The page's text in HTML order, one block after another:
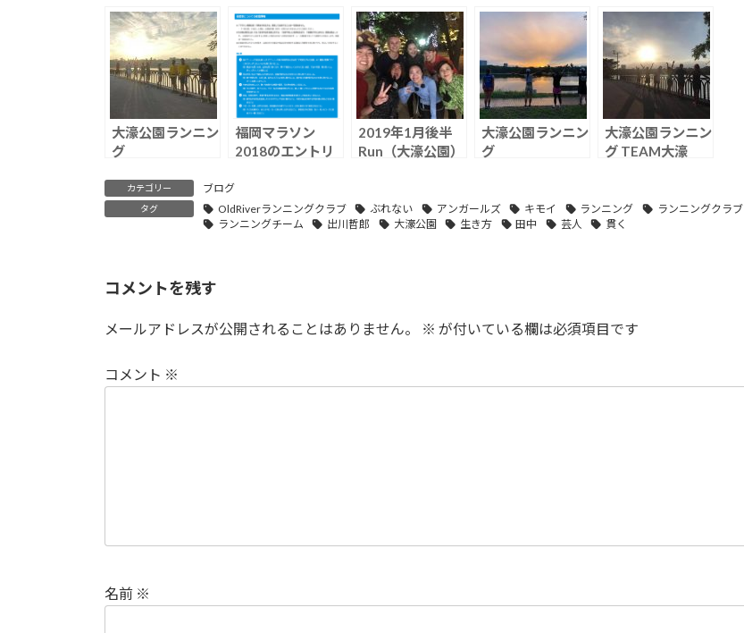
り！
ホノルルマラソン
OldRiver
大濠公園ランニン
グ
福岡マラソン
2018のエントリ
2019年1月後半
Run（大濠公園）
大濠公園ランニン
グ
大濠公園ランニン
グ TEAM大濠
カテゴリー ブログ
タグ OldRiverランニングクラブ ぶれない アンガールズ キモイ ランニング
ランニングクラブ
ランニングチーム
出川哲郎 大濠公園 生き方 田中 芸人 貫く
コメントを残す
メールアドレスが公開されることはありません。 ※ が付いている欄は必須項目です
コメント ※
名前 ※